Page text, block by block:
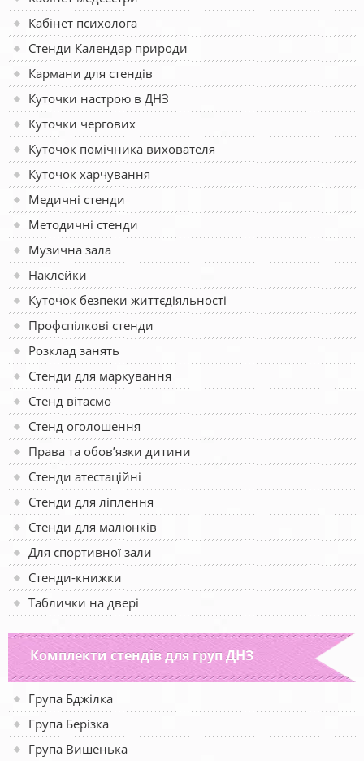
Кабінет психолога
Стенди Календар природи
Кармани для стендів
Куточки настрою в ДНЗ
Куточки чергових
Куточок помічника вихователя
Куточок харчування
Медичні стенди
Методичні стенди
Музична зала
Наклейки
Куточок безпеки життєдіяльності
Профспілкові стенди
Розклад занять
Стенди для маркування
Стенд вітаємо
Стенд оголошення
Права та обов’язки дитини
Стенди атестаційні
Стенди для ліплення
Стенди для малюнків
Для спортивної зали
Стенди-книжки
Таблички на двері
Комплекти стендів для груп ДНЗ
Група Бджілка
Група Берізка
Група Вишенька